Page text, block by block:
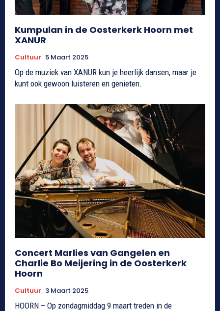
Kumpulan in de Oosterkerk Hoorn met
XANUR
Cultuur 5 Maart 2025
Op de muziek van XANUR kun je heerlijk dansen, maar je
kunt ook gewoon luisteren en genieten.
Concert Marlies van Gangelen en
Charlie Bo Meijering in de Oosterkerk
Hoorn
Cultuur 3 Maart 2025
HOORN – Op zondagmiddag 9 maart treden in de